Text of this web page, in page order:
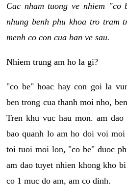
Cac nham tuong ve nhiem "co
nhung benh phu khoa tro tram
menh co con cua ban ve sau.
Nhiem trung am ho la gi?
"co be" hoac hay con goi la
ben trong cua thanh moi nho,
Tren khu vuc hau mon. am
bao quanh lo am ho doi voi
toi tuoi moi lon, "co be" duoc
am dao tuyet nhien khong kho
co 1 muc do am, am co dinh.